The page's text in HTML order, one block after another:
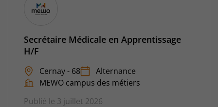
Secrétaire Médicale en Apprentissage
H/F
Cernay - 68
Alternance
MEWO campus des métiers
Publié le 3 juillet 2026